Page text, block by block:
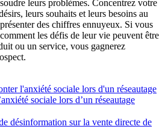
leurs problèmes. Concentrez votre
leurs souhaits et leurs besoins au
des chiffres ennuyeux. Si vous
les défis de leur vie peuvent être
ou un service, vous gagnerez
sociale lors d’un réseautage